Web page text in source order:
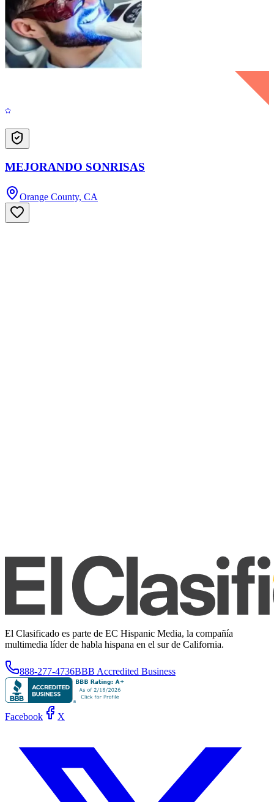
MEJORANDO SONRISAS
Orange County, CA
El Clasificado es parte de EC Hispanic Media, la compañía
multimedia líder de habla hispana en el sur de California.
888-277-4736BBB Accredited Business
Facebook X